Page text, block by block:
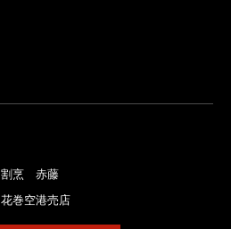
割烹 赤藤
花巻空港売店